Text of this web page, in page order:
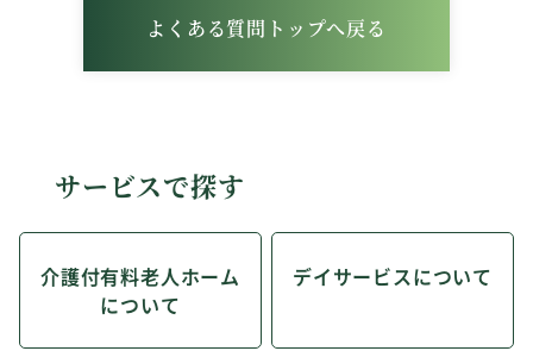
よくある質問トップへ戻る
サービスで探す
介護付有料老人ホーム
について
デイサービスについて